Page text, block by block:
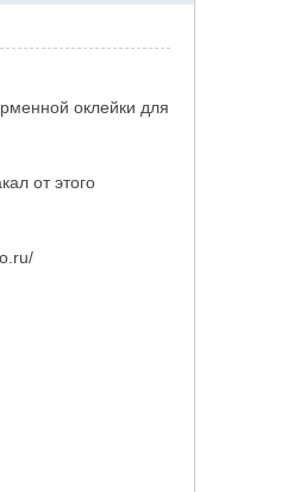
оклейки для
от этого